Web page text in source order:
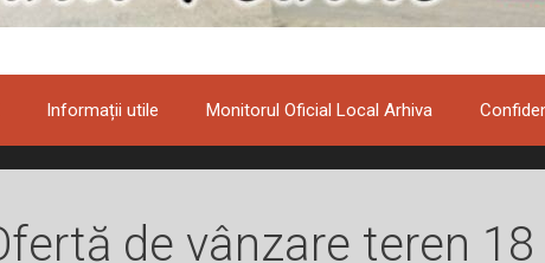
Informații utile Monitorul Oficial Local Arhiva
de vânzare teren 18